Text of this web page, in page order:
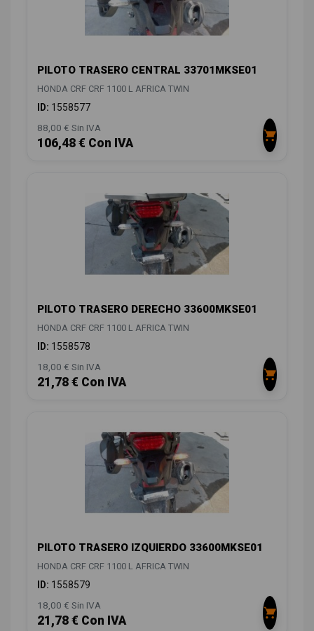
PILOTO TRASERO CENTRAL 33701MKSE01
HONDA CRF CRF 1100 L AFRICA TWIN
ID: 1558577
88,00 € Sin IVA
106,48 € Con IVA
PILOTO TRASERO DERECHO 33600MKSE01
HONDA CRF CRF 1100 L AFRICA TWIN
ID: 1558578
18,00 € Sin IVA
21,78 € Con IVA
PILOTO TRASERO IZQUIERDO 33600MKSE01
HONDA CRF CRF 1100 L AFRICA TWIN
ID: 1558579
18,00 € Sin IVA
21,78 € Con IVA